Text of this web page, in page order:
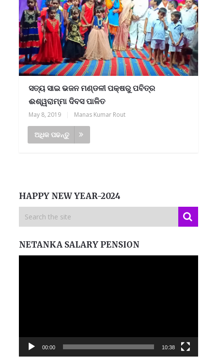
ସତ୍ୟ ସାଇ ଭଜନ ମଣ୍ଡଳୀ ପକ୍ଷରୁ ପବିତ୍ର
ଈଶ୍ୱରାମ୍ମା ଦିବସ ପାଳିତ
May 8, 2019 Manas Kumar Rout
ଅଧିକ ପଢନ୍ତୁ
HAPPY NEW YEAR-2024
NETANKA SALARY PENSION
00:00 10:38